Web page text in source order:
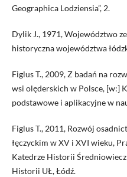
Geographica Lodziensia”, 2.
Dylik J., 1971, Województwo
historyczna województwa
Figlus T., 2009, Z badań na
wsi olęderskich w Polsce, [w:]
podstawowe i aplikacyjne w
Figlus T., 2011, Rozwój
łęczyckim w XV i XVI wieku,
Katedrze Historii
Historii UŁ, Łódź.